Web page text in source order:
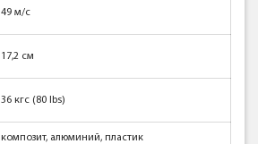
49 м/с
17,2 см
36 кгc (80 lbs)
композит, алюминий, пластик